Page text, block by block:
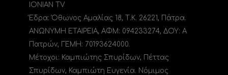
IONIAN TV
Έδρα: Όθωνος Αμαλίας 18, Τ.Κ. 26221, Πάτρα.
ΑΝΩΝΥΜΗ ΕΤΑΙΡΕΙΑ, ΑΦΜ: 094233274, ΔΟΥ: A
Πατρών, ΓΕΜΗ: 70193624000.
Μέτοχοι: Καμπιώτης Σπυρίδων, Πέττας
Σπυρίδων, Καμπιώτη Ευγενία. Νόμιμος